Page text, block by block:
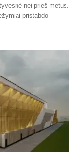
nei prieš metus.
pristabdo